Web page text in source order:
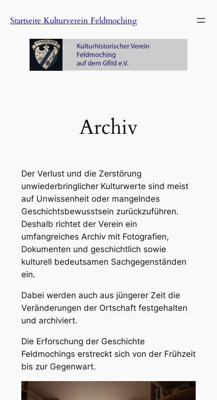
Inhalt
Startseite Kulturverein Feldmoching
Archiv
Der Verlust und die Zerstörung
unwiederbringlicher Kulturwerte sind meist
auf Unwissenheit oder mangelndes
Geschichtsbewusstsein zurückzuführen.
Deshalb richtet der Verein ein
umfangreiches Archiv mit Fotografien,
Dokumenten und geschichtlich sowie
kulturell bedeutsamen Sachgegenständen
ein.
Dabei werden auch aus jüngerer Zeit die
Veränderungen der Ortschaft festgehalten
und archiviert.
Die Erforschung der Geschichte
Feldmochings erstreckt sich von der Frühzeit
bis zur Gegenwart.